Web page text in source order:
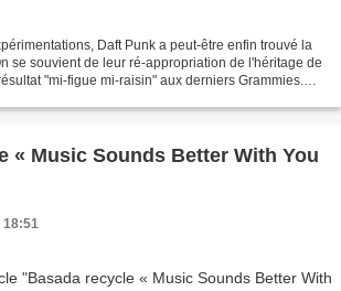
Daft Punk a peut-être enfin trouvé la
se souvient de leur ré-appropriation de l'héritage de
"mi-figue mi-raisin" aux derniers Grammies.
« Music Sounds Better With You
18:51